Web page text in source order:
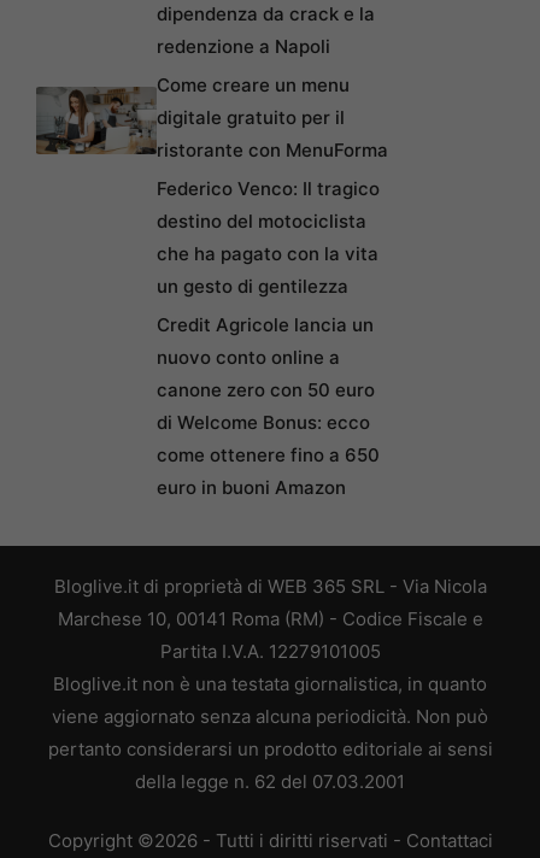
dipendenza da crack e la
redenzione a Napoli
Come creare un menu
digitale gratuito per il
ristorante con MenuForma
Federico Venco: Il tragico
destino del motociclista
che ha pagato con la vita
un gesto di gentilezza
Credit Agricole lancia un
nuovo conto online a
canone zero con 50 euro
di Welcome Bonus: ecco
come ottenere fino a 650
euro in buoni Amazon
Bloglive.it di proprietà di WEB 365 SRL - Via Nicola
Marchese 10, 00141 Roma (RM) - Codice Fiscale e
Partita I.V.A. 12279101005
Bloglive.it non è una testata giornalistica, in quanto
viene aggiornato senza alcuna periodicità. Non può
pertanto considerarsi un prodotto editoriale ai sensi
della legge n. 62 del 07.03.2001
Copyright ©2026 - Tutti i diritti riservati - Contattaci